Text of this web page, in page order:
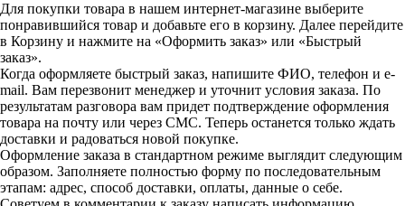
Для покупки товара в нашем интернет-магазине выберите
понравившийся товар и добавьте его в корзину. Далее перейдите
в Корзину и нажмите на «Оформить заказ» или «Быстрый
заказ».
Когда оформляете быстрый заказ, напишите ФИО, телефон и e-
mail. Вам перезвонит менеджер и уточнит условия заказа. По
результатам разговора вам придет подтверждение оформления
товара на почту или через СМС. Теперь останется только ждать
доставки и радоваться новой покупке.
Оформление заказа в стандартном режиме выглядит следующим
образом. Заполняете полностью форму по последовательным
этапам: адрес, способ доставки, оплаты, данные о себе.